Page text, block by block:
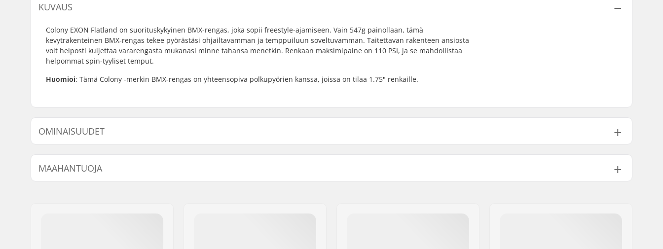
KUVAUS
Colony EXON Flatland on suorituskykyinen BMX-rengas, joka sopii freestyle-ajamiseen. Vain 547g painollaan, tämä
kevytrakenteinen BMX-rengas tekee pyörästäsi ohjailtavamman ja temppuiluun soveltuvamman. Taitettavan rakenteen ansiosta
voit helposti kuljettaa vararengasta mukanasi minne tahansa menetkin. Renkaan maksimipaine on 110 PSI, ja se mahdollistaa
helpommat spin-tyyliset temput.
Huomioi: Tämä Colony -merkin BMX-rengas on yhteensopiva polkupyörien kanssa, joissa on tilaa 1.75" renkaille.
OMINAISUUDET
BMX-tyyppi:
Freestyle BMX
Renkaan halkaisija:
Renkaan leveys:
1.75"
Renkaanpaine:
110psi
Kpl per paketti:
1
MAAHANTUOJA